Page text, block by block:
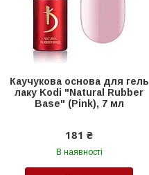
Каучукова основа для гель
лаку Kodi "Natural Rubber
Base" (Pink), 7 мл
181 ₴
В наявності